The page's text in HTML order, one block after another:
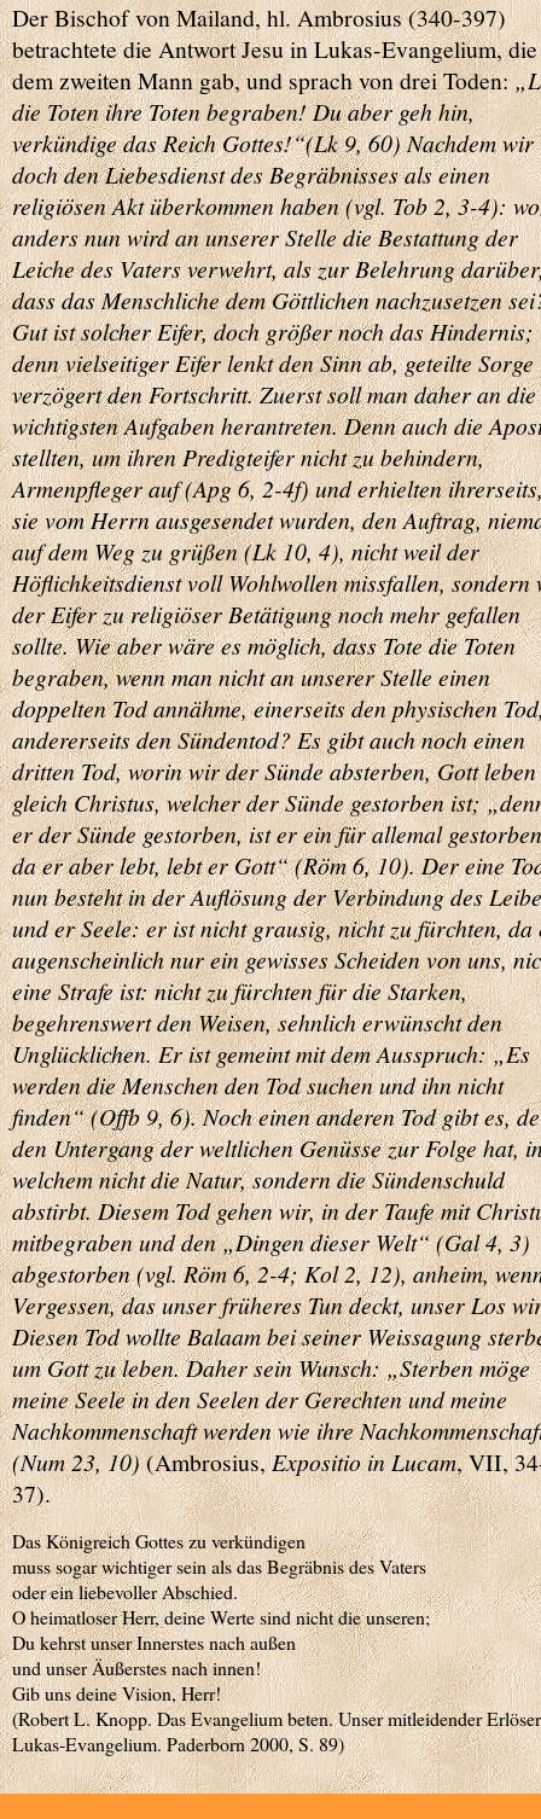
Der Bischof von Mailand, hl. Ambrosius (340-397)
betrachtete die Antwort Jesu in Lukas-Evangelium,
dem zweiten Mann gab, und sprach von drei Toden:
die Toten ihre Toten begraben! Du aber geh hin,
verkündige das Reich Gottes!“(Lk 9, 60) Nachdem wir
doch den Liebesdienst des Begräbnisses als einen
religiösen Akt überkommen haben (vgl. Tob 2, 3-4):
anders nun wird an unserer Stelle die Bestattung der
Leiche des Vaters verwehrt, als zur Belehrung
dass das Menschliche dem Göttlichen nachzusetzen
Gut ist solcher Eifer, doch größer noch das Hindernis;
denn vielseitiger Eifer lenkt den Sinn ab, geteilte Sorge
verzögert den Fortschritt. Zuerst soll man daher an die
wichtigsten Aufgaben herantreten. Denn auch die
stellten, um ihren Predigteifer nicht zu behindern,
Armenpfleger auf (Apg 6, 2-4f) und erhielten
sie vom Herrn ausgesendet wurden, den Auftrag,
auf dem Weg zu grüßen (Lk 10, 4), nicht weil der
Höflichkeitsdienst voll Wohlwollen missfallen, sondern
der Eifer zu religiöser Betätigung noch mehr gefallen
sollte. Wie aber wäre es möglich, dass Tote die Toten
begraben, wenn man nicht an unserer Stelle einen
doppelten Tod annähme, einerseits den physischen
andererseits den Sündentod? Es gibt auch noch einen
dritten Tod, worin wir der Sünde absterben, Gott leben
gleich Christus, welcher der Sünde gestorben ist;
er der Sünde gestorben, ist er ein für allemal
da er aber lebt, lebt er Gott“ (Röm 6, 10). Der eine
nun besteht in der Auflösung der Verbindung des
und er Seele: er ist nicht grausig, nicht zu fürchten, da
augenscheinlich nur ein gewisses Scheiden von uns,
eine Strafe ist: nicht zu fürchten für die Starken,
begehrenswert den Weisen, sehnlich erwünscht den
Unglücklichen. Er ist gemeint mit dem Ausspruch: „Es
werden die Menschen den Tod suchen und ihn nicht
finden“ (Offb 9, 6). Noch einen anderen Tod gibt es,
den Untergang der weltlichen Genüsse zur Folge hat,
welchem nicht die Natur, sondern die Sündenschuld
abstirbt. Diesem Tod gehen wir, in der Taufe mit
mitbegraben und den „Dingen dieser Welt“ (Gal 4, 3)
abgestorben (vgl. Röm 6, 2-4; Kol 2, 12), anheim,
Vergessen, das unser früheres Tun deckt, unser Los
Diesen Tod wollte Balaam bei seiner Weissagung
um Gott zu leben. Daher sein Wunsch: „Sterben möge
meine Seele in den Seelen der Gerechten und meine
Nachkommenschaft werden wie ihre
(Num 23, 10)(Ambrosius,Expositio in Lucam, VII,
37).
Das Königreich Gottes zu verkündigen
muss sogar wichtiger sein als das Begräbnis des Vaters
oder ein liebevoller Abschied.
O heimatloser Herr, deine Werte sind nicht die unseren;
Du kehrst unser Innerstes nach außen
und unser Äußerstes nach innen!
Gib uns deine Vision, Herr!
(Robert L. Knopp. Das Evangelium beten. Unser mitleidender
Lukas-Evangelium. Paderborn 2000, S. 89)